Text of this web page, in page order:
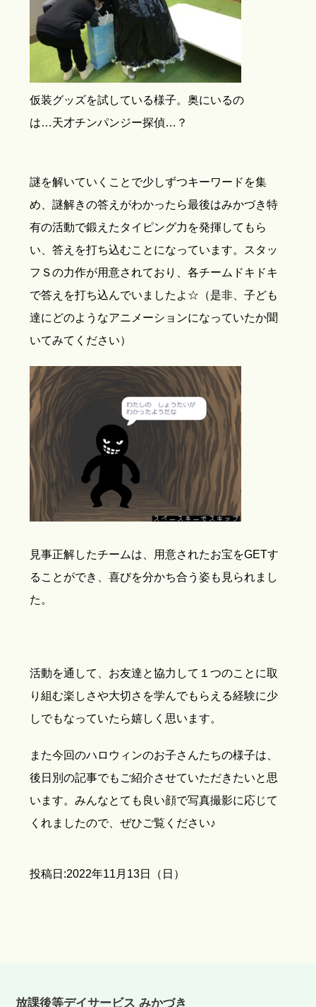
仮装グッズを試している様子。奥にいるの
は…天才チンパンジー探偵…？
謎を解いていくことで少しずつキーワードを集
め、謎解きの答えがわかったら最後はみかづき特
有の活動で鍛えたタイピング力を発揮してもら
い、答えを打ち込むことになっています。スタッ
フＳの力作が用意されており、各チームドキドキ
で答えを打ち込んでいましたよ☆（是非、子ども
達にどのようなアニメーションになっていたか聞
いてみてください）
見事正解したチームは、用意されたお宝をGETす
ることができ、喜びを分かち合う姿も見られまし
た。
活動を通して、お友達と協力して１つのことに取
り組む楽しさや大切さを学んでもらえる経験に少
しでもなっていたら嬉しく思います。
また今回のハロウィンのお子さんたちの様子は、
後日別の記事でもご紹介させていただきたいと思
います。みんなとても良い顔で写真撮影に応じて
くれましたので、ぜひご覧ください♪
投稿日:2022年11月13日（日）
放課後等デイサービス みかづき